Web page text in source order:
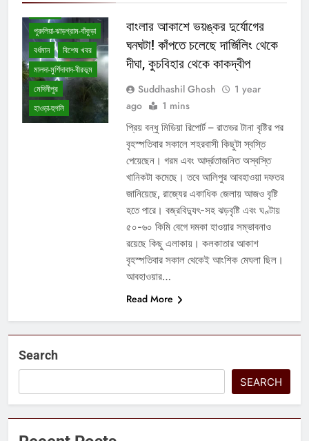
পুরুলিয়া-ঝাড়গ্রাম-বাঁকুড়া
বর্ধমান
বিশেষ খবর
মালদা-মুর্শিদাবাদ-বীরভূম
মেদিনীপুর
হাওড়া-হুগলি
বাংলার আকাশে ভয়ঙ্কর দুর্যোগের
ঘনঘটা! কাঁপতে চলেছে দার্জিলিং থেকে
দীঘা, কুচবিহার থেকে কাকদ্বীপ
Suddhashil Ghosh
1 year
ago
1 mins
প্রিয় বন্ধু মিডিয়া রিপোর্ট – রাতভর টানা বৃষ্টির পর
বৃহস্পতিবার সকালে শহরবাসী কিছুটা স্বস্তি
পেয়েছেন। গরম এবং আর্দ্রতাজনিত অস্বস্তি
খানিকটা কমেছে। তবে আলিপুর আবহাওয়া দফতর
জানিয়েছে, রাজ্যের একাধিক জেলায় আজও বৃষ্টি
হতে পারে। বজ্রবিদ্যুৎ-সহ ঝড়বৃষ্টি এবং ঘণ্টায়
৫০-৬০ কিমি বেগে দমকা হাওয়ার সম্ভাবনাও
রয়েছে কিছু এলাকায়। কলকাতার আকাশ
বৃহস্পতিবার সকাল থেকেই আংশিক মেঘলা ছিল।
আবহাওয়ার…
Read More
Search
SEARCH